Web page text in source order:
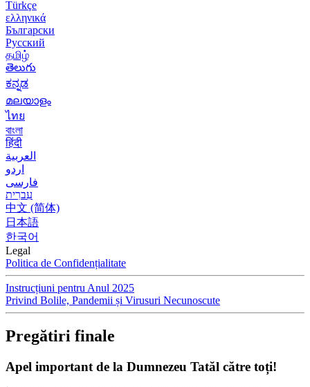
Türkçe
ελληνικά
Български
Русский
தமிழ்
తెలుగు
ಕನ್ನಡ
മലയാളം
ไทย
বাংলা
हिंदी
العربية
اردو
فارسی
עִברִית
中文 (简体)
日本語
한국어
Legal
Politica de Confidențialitate
Instrucțiuni pentru Anul 2025
Privind Bolile, Pandemii și Virusuri Necunoscute
Pregătiri finale
Apel important de la Dumnezeu Tatăl către toți!